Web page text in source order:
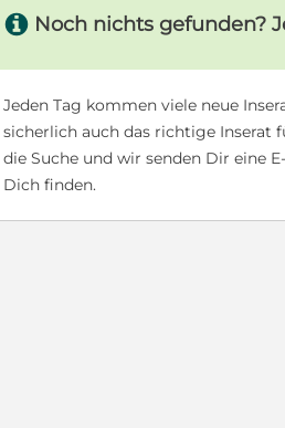
s Noch nichts gefunden?
Jeden Tag kommen viele neue
sicherlich auch das richtige Inserat
die Suche und wir senden Dir eine
Dich finden.